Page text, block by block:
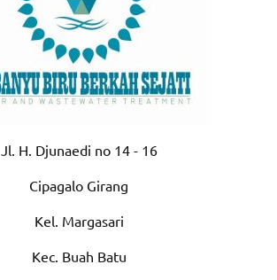
Jl. H. Djunaedi no 14 - 16
Cipagalo Girang
Kel. Margasari
Kec. Buah Batu